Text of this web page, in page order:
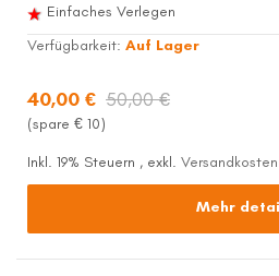
Einfaches Verlegen
Verfügbarkeit: Auf Lager
40,00 € 50,00 €
(spare € 10)
Inkl. 19% Steuern , exkl. Versandkosten
Mehr